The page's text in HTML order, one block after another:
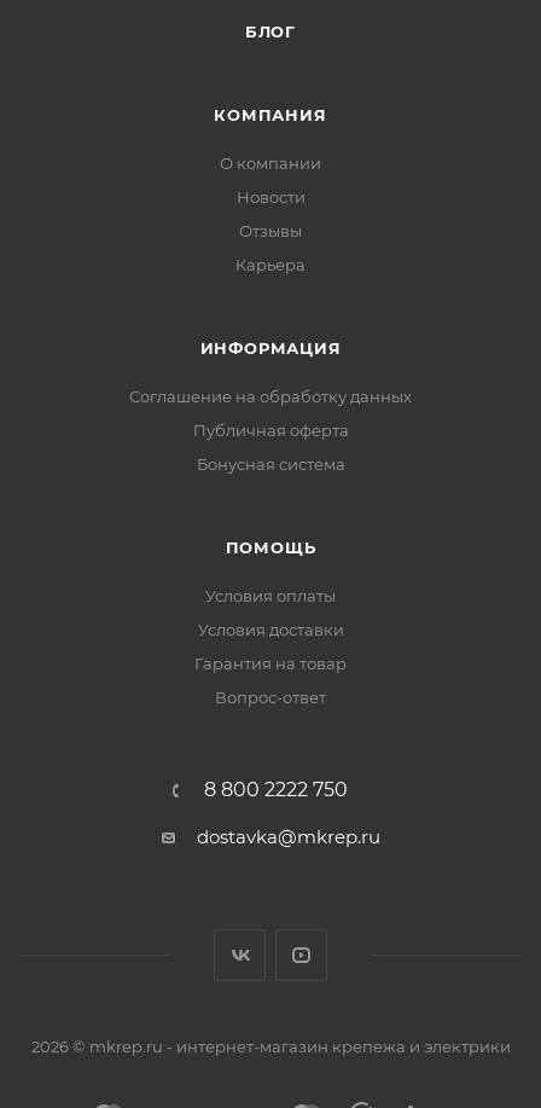
БЛОГ
КОМПАНИЯ
О компании
Новости
Отзывы
Карьера
ИНФОРМАЦИЯ
Соглашение на обработку данных
Публичная оферта
Бонусная система
ПОМОЩЬ
Условия оплаты
Условия доставки
Гарантия на товар
Вопрос-ответ
8 800 2222 750
dostavka@mkrep.ru
2026 © mkrep.ru - интернет-магазин крепежа и электрики